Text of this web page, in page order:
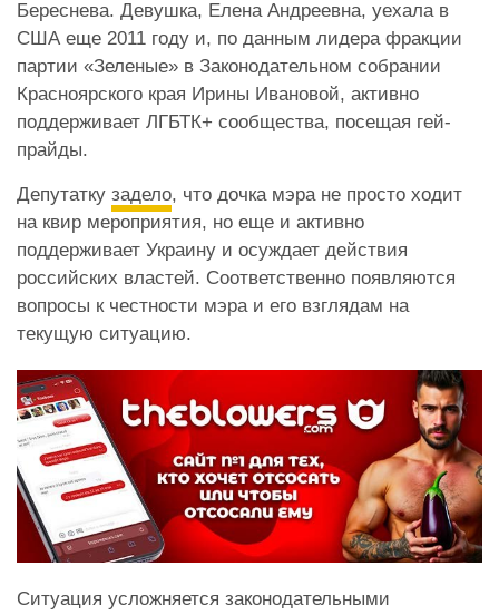
Береснева. Девушка, Елена Андреевна, уехала в
США еще 2011 году и, по данным лидера фракции
партии «Зеленые» в Законодательном собрании
Красноярского края Ирины Ивановой, активно
поддерживает ЛГБТК+ сообщества, посещая гей-
прайды.
Депутатку задело, что дочка мэра не просто ходит
на квир мероприятия, но еще и активно
поддерживает Украину и осуждает действия
российских властей. Соответственно появляются
вопросы к честности мэра и его взглядам на
текущую ситуацию.
Ситуация усложняется законодательными